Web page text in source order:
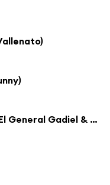
Plakito (Remix) [feat. El General Gadiel & Farruko]